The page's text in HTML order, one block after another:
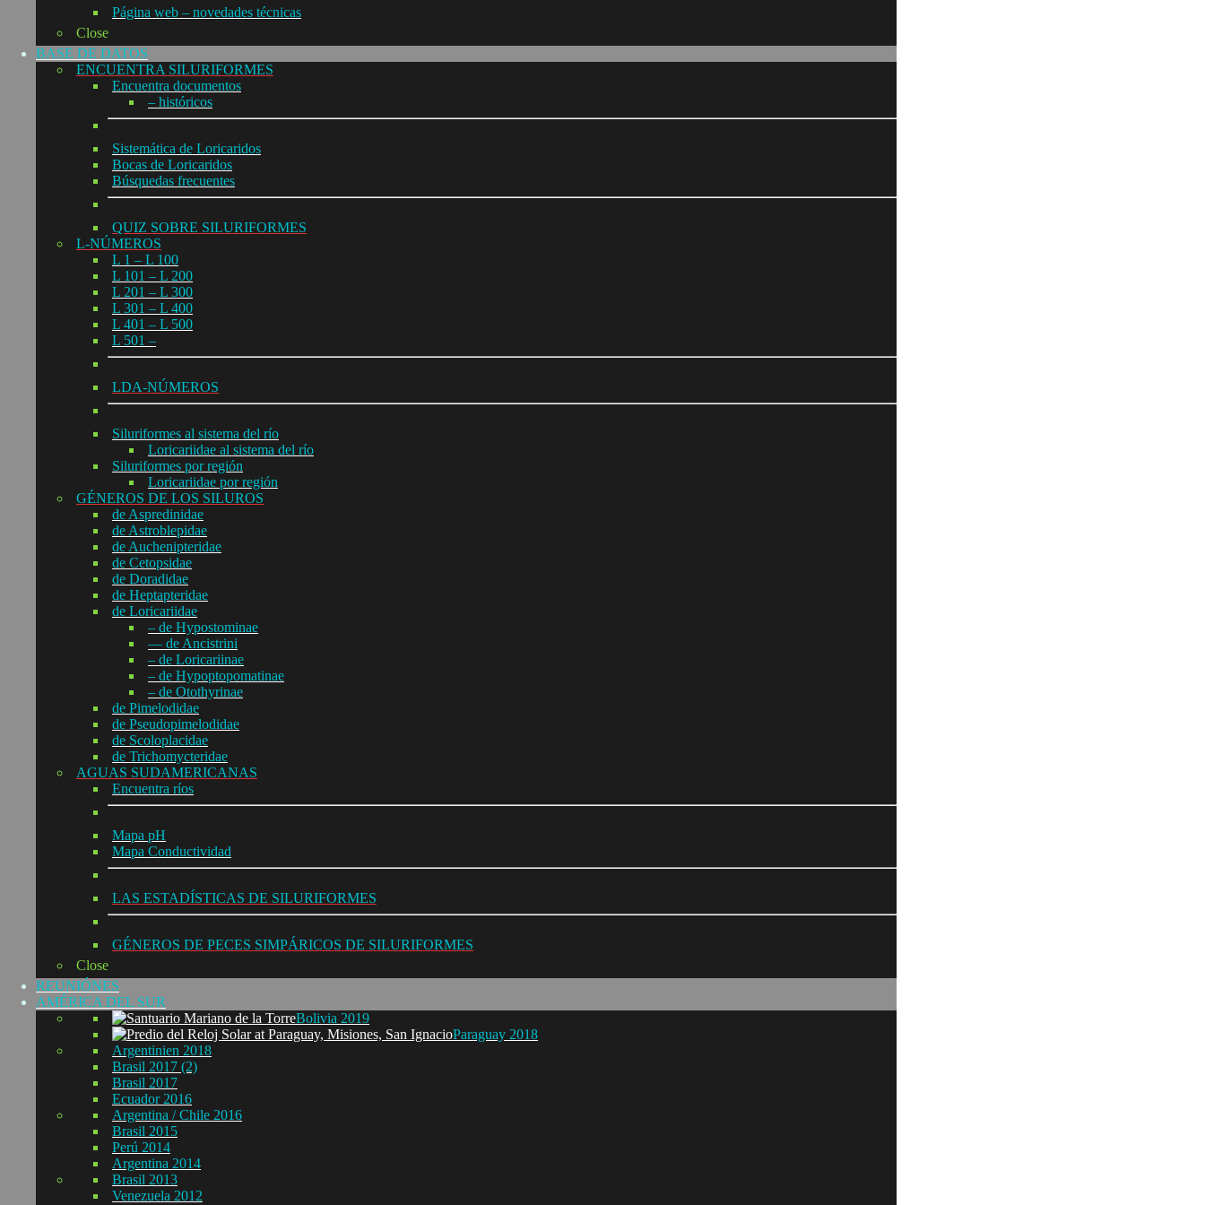
Página web – novedades técnicas
Close
BASE DE DATOS
ENCUENTRA SILURIFORMES
Encuentra documentos
– históricos
Sistemática de Loricaridos
Bocas de Loricaridos
Búsquedas frecuentes
QUIZ SOBRE SILURIFORMES
L-NÚMEROS
L 1 – L 100
L 101 – L 200
L 201 – L 300
L 301 – L 400
L 401 – L 500
L 501 –
LDA-NÚMEROS
Siluriformes al sistema del río
Loricariidae al sistema del río
Siluriformes por región
Loricariidae por región
GÉNEROS DE LOS SILUROS
de Aspredinidae
de Astroblepidae
de Auchenipteridae
de Cetopsidae
de Doradidae
de Heptapteridae
de Loricariidae
– de Hypostominae
— de Ancistrini
– de Loricariinae
– de Hypoptopomatinae
– de Otothyrinae
de Pimelodidae
de Pseudopimelodidae
de Scoloplacidae
de Trichomycteridae
AGUAS SUDAMERICANAS
Encuentra ríos
Mapa pH
Mapa Conductividad
LAS ESTADÍSTICAS DE SILURIFORMES
GÉNEROS DE PECES SIMPÁRICOS DE SILURIFORMES
Close
REUNIÓNES
AMÉRICA DEL SUR
Bolivia 2019
Paraguay 2018
Argentinien 2018
Brasil 2017 (2)
Brasil 2017
Ecuador 2016
Argentina / Chile 2016
Brasil 2015
Perú 2014
Argentina 2014
Brasil 2013
Venezuela 2012